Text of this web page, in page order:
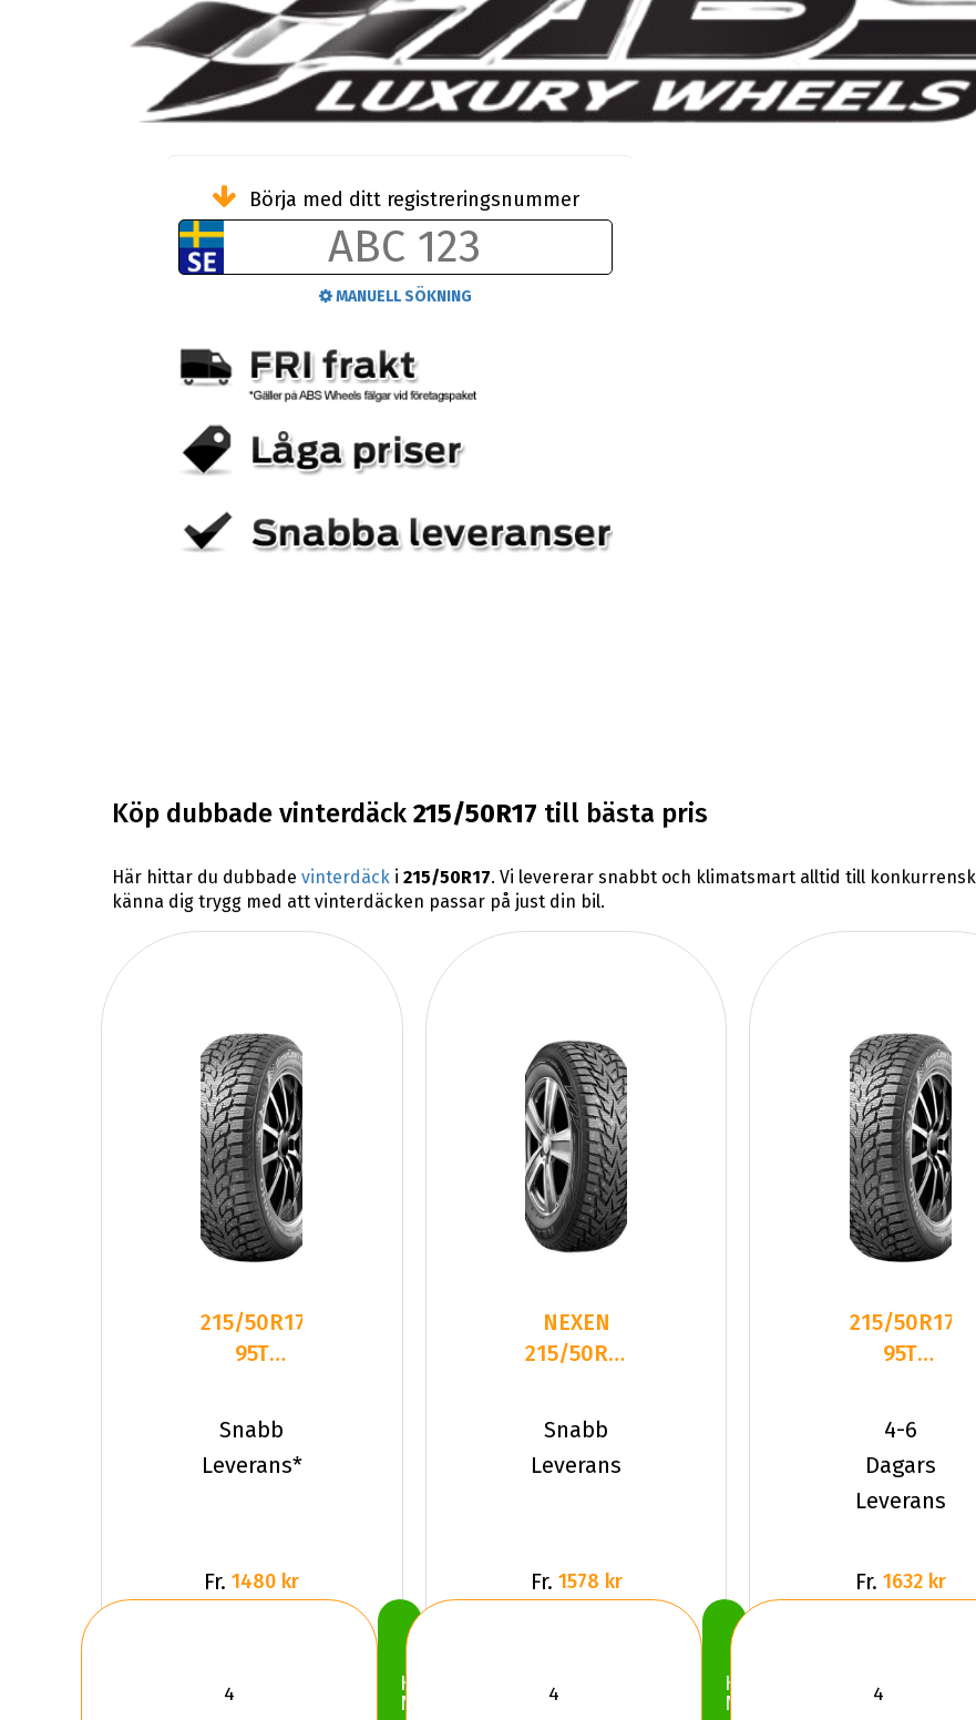
Börja med ditt registreringsnummer
MANUELL SÖKNING
Köp dubbade vinterdäck 215/50R17 till bästa pris
Här hittar du dubbade vinterdäcki 215/50R17. Vi levererar snabbt och klimatsmart alltid till
känna dig trygg med att vinterdäcken passar på just din bil.
215/50R17
95T
WinterCraft
Ice Wi3
Snabb
Leverans*
Fr. 1480 kr
Köp
Nu
NEXEN
215/50R17
WINSPIKE
3 XL
Snabb
Leverans
Fr. 1578 kr
Köp
Nu
215/50R17
95T
WinterCraft
Ice Wi3
4-6
Dagars
Leverans
Fr. 1632 kr